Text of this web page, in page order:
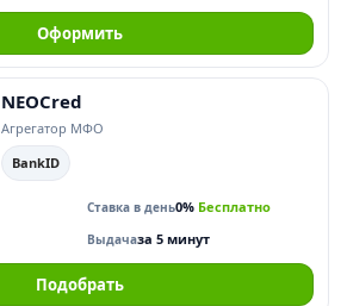
Оформить
NEOCred
Агрегатор МФО
BankID
Ставка в день0% Бесплатно
Выдачаза 5 минут
Подобрать